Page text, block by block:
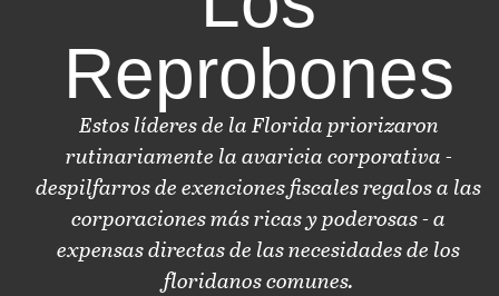
Reprobones
Estos líderes de la Florida priorizaron
rutinariamente la avaricia corporativa -
despilfarros de exenciones fiscales regalos a las
corporaciones más ricas y poderosas - a
expensas directas de las necesidades de los
floridanos comunes.